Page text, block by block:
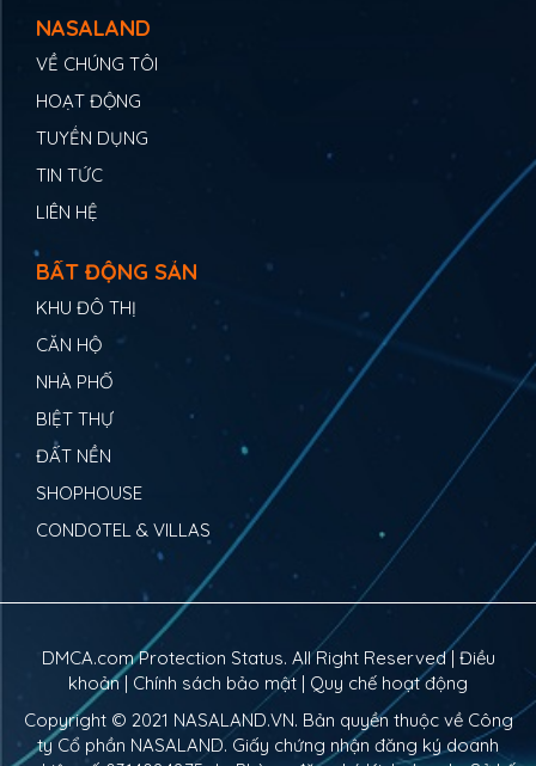
NASALAND
VỀ CHÚNG TÔI
HOẠT ĐỘNG
TUYỂN DỤNG
TIN TỨC
LIÊN HỆ
BẤT ĐỘNG SẢN
KHU ĐÔ THỊ
CĂN HỘ
NHÀ PHỐ
BIỆT THỰ
ĐẤT NỀN
SHOPHOUSE
CONDOTEL & VILLAS
DMCA.com Protection Status. All Right Reserved | Điều
khoản| Chính sách bảo mật | Quy chế hoạt động
Copyright © 2021 NASALAND.VN. Bản quyền thuộc về Công
ty Cổ phần NASALAND. Giấy chứng nhận đăng ký doanh